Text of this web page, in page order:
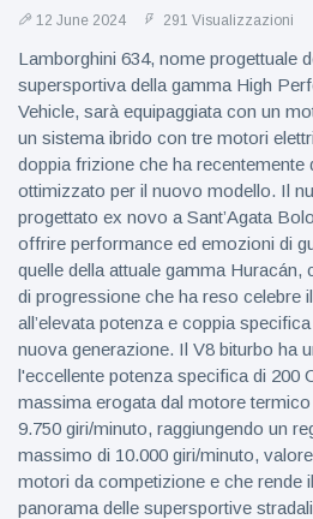
12 June 2024 291 Visualizzazioni
Lamborghini 634, nome progettuale
supersportiva della gamma High
Vehicle, sarà equipaggiata con un
un sistema ibrido con tre motori
doppia frizione che ha recentemente
ottimizzato per il nuovo modello. Il
progettato ex novo a Sant’Agata
offrire performance ed emozioni di
quelle della attuale gamma Huracán,
di progressione che ha reso celebre
all’elevata potenza e coppia
nuova generazione. Il V8 biturbo ha
l'eccellente potenza specifica di 200
massima erogata dal motore
9.750 giri/minuto, raggiungendo un
massimo di 10.000 giri/minuto,
motori da competizione e che rende
panorama delle supersportive